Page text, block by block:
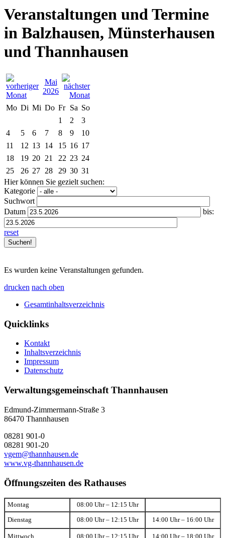
Veranstaltungen und Termine
in Balzhausen, Münsterhausen
und Thannhausen
Mai
2026
Mo Di Mi Do Fr Sa So
1
2
3
4
5 6 7 8 9
10
11
12 13 14 15 16 17
18
19 20 21 22 23 24
25
26 27 28 29 30 31
Hier können Sie gezielt suchen:
Kategorie
Suchwort
Datum
bis:
reset
Es wurden keine Veranstaltungen gefunden.
drucken nach oben
Gesamtinhaltsverzeichnis
Quicklinks
Kontakt
Inhaltsverzeichnis
Impressum
Datenschutz
Verwaltungsgemeinschaft Thannhausen
Edmund-Zimmermann-Straße 3
86470 Thannhausen
08281 901-0
08281 901-20
vgem@thannhausen.de
www.vg-thannhausen.de
Öffnungszeiten des Rathauses
Montag 08:00 Uhr – 12:15 Uhr
Dienstag 08:00 Uhr – 12:15 Uhr 14:00 Uhr – 16:00 Uhr